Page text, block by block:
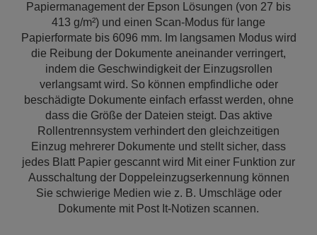
Papiermanagement der Epson Lösungen (von 27 bis
413 g/m²) und einen Scan-Modus für lange
Papierformate bis 6096 mm. Im langsamen Modus wird
die Reibung der Dokumente aneinander verringert,
indem die Geschwindigkeit der Einzugsrollen
verlangsamt wird. So können empfindliche oder
beschädigte Dokumente einfach erfasst werden, ohne
dass die Größe der Dateien steigt. Das aktive
Rollentrennsystem verhindert den gleichzeitigen
Einzug mehrerer Dokumente und stellt sicher, dass
jedes Blatt Papier gescannt wird Mit einer Funktion zur
Ausschaltung der Doppeleinzugserkennung können
Sie schwierige Medien wie z. B. Umschläge oder
Dokumente mit Post It-Notizen scannen.